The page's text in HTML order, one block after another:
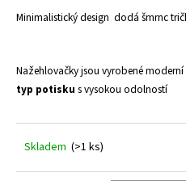
Minimalistický design dodá šmrnc
Nažehlovačky jsou vyrobené
typ potisku s vysokou odolností
Skladem (>1 ks)
p
o
u